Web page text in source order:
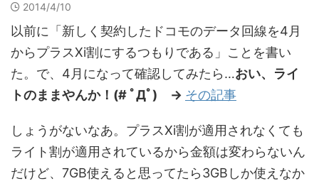
2014/4/10
以前に「新しく契約したドコモのデータ回線を4月
からプラスXi割にするつもりである」ことを書い
た。で、4月になって確認してみたら…おい、ライ
トのままやんか！(# ﾟДﾟ) → その記事
しょうがないなあ。プラスXi割が適用されなくても
ライト割が適用されているから金額は変わらないん
だけど、7GB使えると思ってたら3GBしか使えなか